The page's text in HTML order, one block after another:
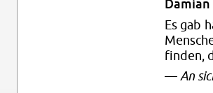
Da­mi­an
Es gab
fin­den,
— An